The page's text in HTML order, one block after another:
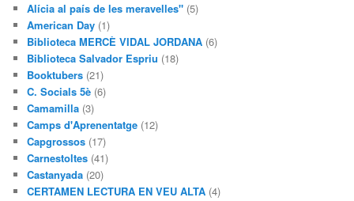
Alícia al país de les meravelles" (5)
American Day (1)
Biblioteca MERCÈ VIDAL JORDANA (6)
Biblioteca Salvador Espriu (18)
Booktubers (21)
C. Socials 5è (6)
Camamilla (3)
Camps d'Aprenentatge (12)
Capgrossos (17)
Carnestoltes (41)
Castanyada (20)
CERTAMEN LECTURA EN VEU ALTA (4)